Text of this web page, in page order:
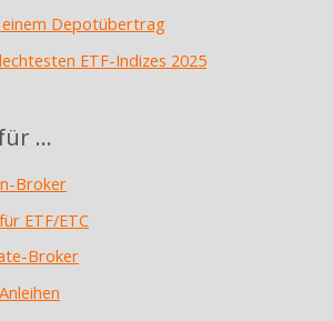
einem Depotübertrag
ETF-Indizes 2025
…
Broker
ETF/ETC
Broker